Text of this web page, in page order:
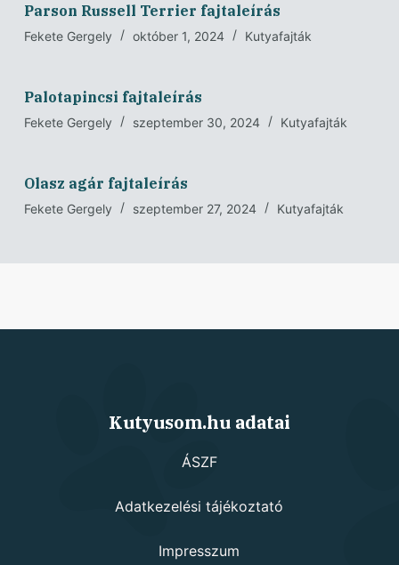
Parson Russell Terrier fajtaleírás
Fekete Gergely október 1, 2024 Kutyafajták
Palotapincsi fajtaleírás
Fekete Gergely szeptember 30, 2024 Kutyafajták
Olasz agár fajtaleírás
Fekete Gergely szeptember 27, 2024 Kutyafajták
Kutyusom.hu adatai
ÁSZF
Adatkezelési tájékoztató
Impresszum